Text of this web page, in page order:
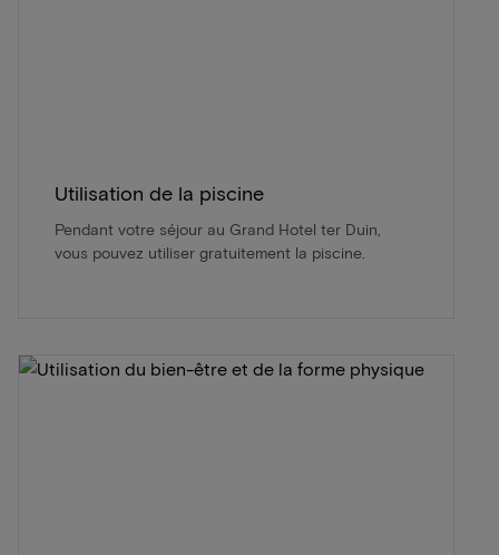
Utilisation de la piscine
Pendant votre séjour au Grand Hotel ter Duin,
vous pouvez utiliser gratuitement la piscine.